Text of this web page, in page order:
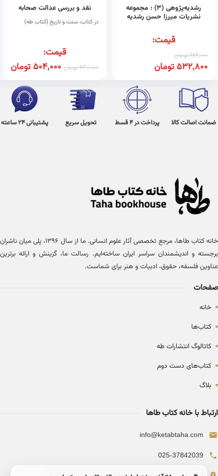
رشدیه‌پژوهی (۳) : مجموعه
نشریات میرزا حسن رشدیه
قیمت:
666,000تومان
532,800 تومان
نقد و بررسی عدالت صحابه
در کتاب، سنت و تاریخ (کتاب طه)
قیمت:
630,000تومان 504,000 تومان
ضمانت اصالت کالا پرداخت در 4 قسط تحویل سریع پشتیبانی 24 ساعته
خانه کتاب طاها، مرجع تخصصی آثار علوم انسانی. ما از سال ۱۳۹۶، پلی میان ناشران
برجسته و اندیشمندان سراسر ایران ساخته‌ایم. رسالت ما، گزینش و ارائه برترین
عناوین فلسفه، حقوق، ادبیات و هنر برای شماست.
صفحات
• خانه
• کتاب‌ها
• کاتالوگ انتشارات طه
• کتاب‌های دست دوم
• بلاگ
ارتباط با خانه کتاب طاها
info@ketabtaha.com
025-37842039